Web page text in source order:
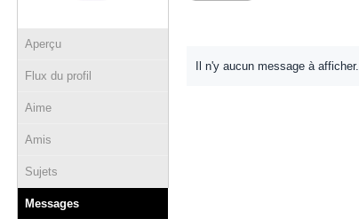
Aperçu
Flux du profil
Aime
Amis
Sujets
Messages
Il n'y aucun message à afficher.